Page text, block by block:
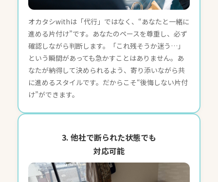
オカタシwithは「代行」ではなく、“あなたと一緒に
進める片付け”です。あなたのペースを尊重し、必ず
確認しながら判断します。「これ残そうか迷う…」
という瞬間があっても急かすことはありません。あ
なたが納得して決められるよう、寄り添いながら共
に進めるスタイルです。だからこそ“後悔しない片付
け”ができます。
3. 他社で断られた状態でも
対応可能